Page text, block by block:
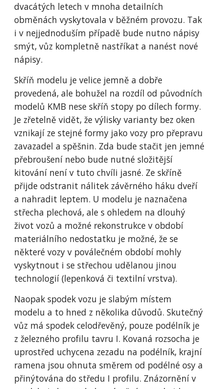
dvacátých letech v mnoha detailních
obměnách vyskytovala v běžném provozu. Tak
i v nejjednoduším případě bude nutno nápisy
smýt, vůz kompletně nastříkat a nanést nové
nápisy.
Skříň modelu je velice jemně a dobře
provedená, ale bohužel na rozdíl od původních
modelů KMB nese skříň stopy po dílech formy.
Je zřetelně vidět, že výlisky varianty bez oken
vznikají ze stejné formy jako vozy pro přepravu
zavazadel a spěšnin. Zda bude stačit jen jemné
přebroušení nebo bude nutné složitější
kitování není v tuto chvíli jasné. Ze skříně
přijde odstranit nálitek závěrného háku dveří
a nahradit leptem. U modelu je naznačena
střecha plechová, ale s ohledem na dlouhý
život vozů a možné rekonstrukce v období
materiálního nedostatku je možné, že se
některé vozy v poválečném období mohly
vyskytnout i se střechou udělanou jinou
technologií (lepenková či textilní vrstva).
Naopak spodek vozu je slabým místem
modelu a to hned z několika důvodů. Skutečný
vůz má spodek celodřevěný, pouze podélník je
z železného profilu tavru I. Kovaná rozsocha je
uprostřed uchycena zezadu na podélník, krajní
ramena jsou ohnuta směrem od podélné osy a
přinýtována do středu I profilu. Znázornění v